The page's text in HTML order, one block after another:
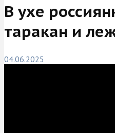
В ухе
таракан и
04.06.2025